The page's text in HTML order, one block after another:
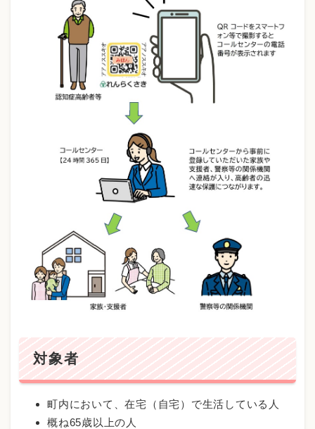
対象者
町内において、在宅（自宅）で生活している人
概ね65歳以上の人